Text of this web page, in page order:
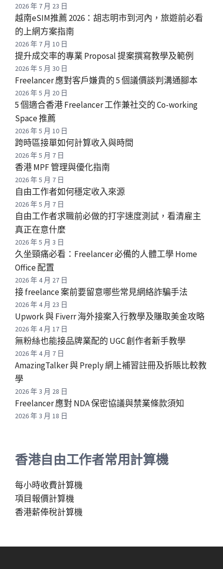
2026 年 7 月 23 日
越南eSIM推薦 2026：胡志明市到河內，旅遊前必看
的上網方案指南
2026 年 7 月 10 日
提升成交率的專業 Proposal 提案撰寫教學及範例
2026 年 5 月 30 日
Freelancer 應對客戶嫌貴的 5 個議價談判溝通腳本
2026 年 5 月 20 日
5 個適合香港 Freelancer 工作兼社交的 Co-working
Space 推薦
2026 年 5 月 10 日
跨時區接單如何計算收入與時間
2026 年 5 月 7 日
香港 MPF 管理與優化指南
2026 年 5 月 7 日
自由工作者如何穩定收入來源
2026 年 5 月 7 日
自由工作者求職前必做的打字速度測試，看清雇主
真正在意什麼
2026 年 5 月 3 日
久坐頸痛必看：Freelancer 必備的人體工學 Home
Office 配置
2026 年 4 月 27 日
接 freelance 案前要留意哪些常見網絡詐騙手法
2026 年 4 月 23 日
Upwork 與 Fiverr 海外接案入行教學及賺取美金攻略
2026 年 4 月 17 日
無粉絲也能接品牌業配的 UGC 創作者新手教學
2026 年 4 月 7 日
AmazingTalker 與 Preply 網上補習註冊及拆賬比較教
學
2026 年 3 月 28 日
Freelancer 應對 NDA 保密協議與禁業條款須知
2026 年 3 月 18 日
香港自由工作者常用計算機
每小時收費計算機
項目報價計算機
香港薪俸稅計算機